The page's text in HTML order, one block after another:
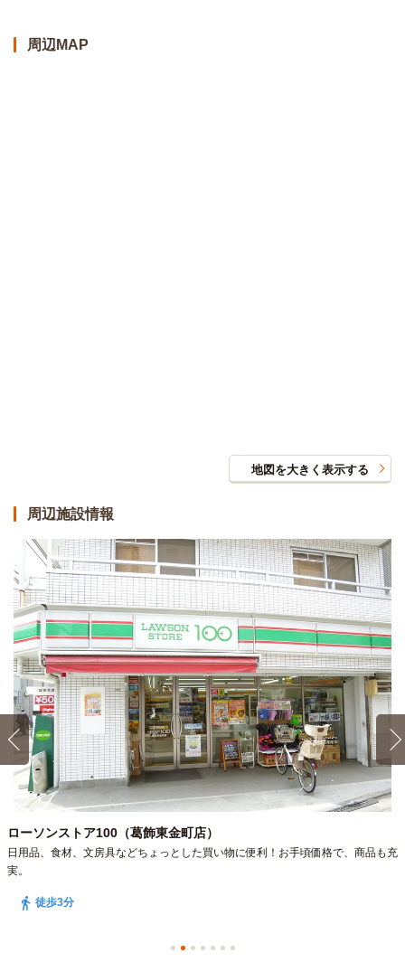
周辺MAP
地図を大きく表示する
周辺施設情報
ローソンストア100（葛飾東金町店）
日用品、食材、文房具などちょっとした買い物に便利！お手頃価格で、商品も充
実。
徒歩3分